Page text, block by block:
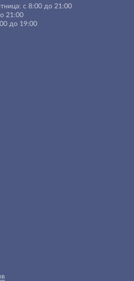
с 8:00 до 21:00
21:00
до 19:00